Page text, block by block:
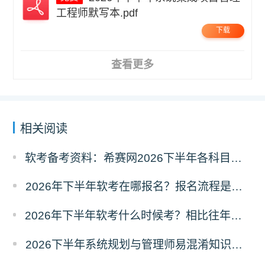
工程师默写本.pdf
下载
查看更多
相关阅读
软考备考资料：希赛网2026下半年各科目易混淆知识点汇总
2026年下半年软考在哪报名？报名流程是什么？
2026年下半年软考什么时候考？相比往年有哪些新变动？
2026下半年系统规划与管理师易混淆知识点资料